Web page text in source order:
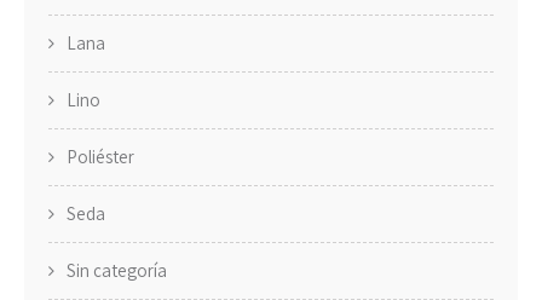
Lana
Lino
Poliéster
Seda
Sin categoría